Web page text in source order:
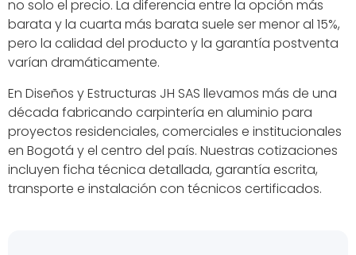
no solo el precio. La diferencia entre la opción más
barata y la cuarta más barata suele ser menor al 15%,
pero la calidad del producto y la garantía postventa
varían dramáticamente.
En Diseños y Estructuras JH SAS llevamos más de una
década fabricando carpintería en aluminio para
proyectos residenciales, comerciales e institucionales
en Bogotá y el centro del país. Nuestras cotizaciones
incluyen ficha técnica detallada, garantía escrita,
transporte e instalación con técnicos certificados.